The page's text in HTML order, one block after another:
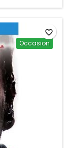
Occasion
favorite_border